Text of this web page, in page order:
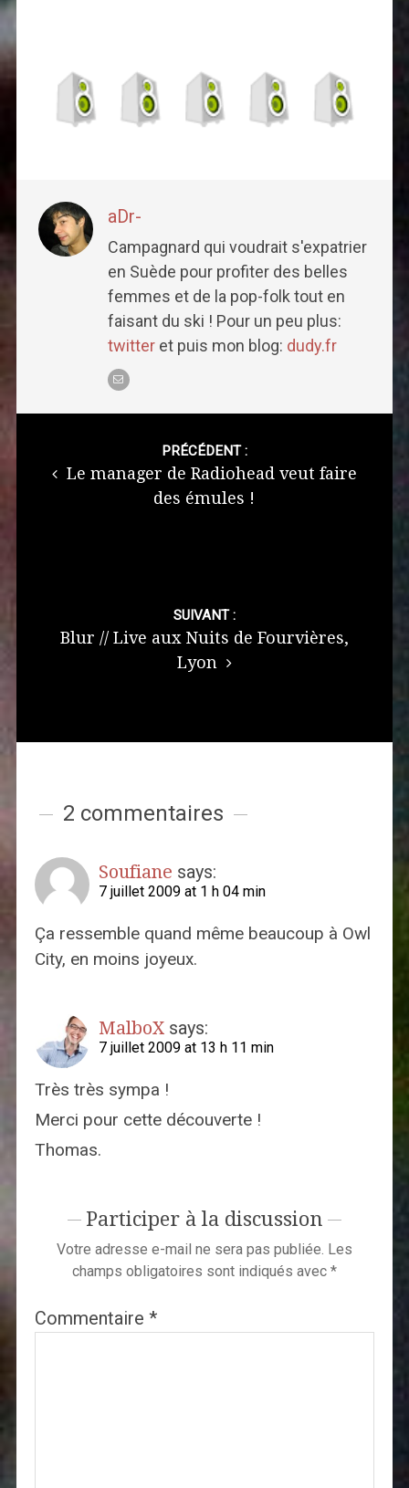
aDr-
Campagnard qui voudrait s'expatrier
en Suède pour profiter des belles
femmes et de la pop-folk tout en
faisant du ski ! Pour un peu plus:
twitteret puis mon blog: dudy.fr
PRÉCÉDENT :
Le manager de Radiohead veut faire
des émules !
SUIVANT :
Blur // Live aux Nuits de Fourvières,
Lyon
2 commentaires
Soufiane says:
7 juillet 2009 at 1 h 04 min
Ça ressemble quand même beaucoup à Owl
City, en moins joyeux.
MalboX says:
7 juillet 2009 at 13 h 11 min
Très très sympa !
Merci pour cette découverte !
Thomas.
Participer à la discussion
Votre adresse e-mail ne sera pas publiée. Les
champs obligatoires sont indiqués avec *
Commentaire *